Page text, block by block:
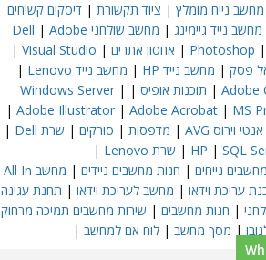
מחשב נייח מומלץ | ציוד תקשורת |דיסקים קשיחים
מחשב נייד גיימינג | מחשב שולחני Dell | Adobe
Photoshop |
| אחסון אתרים |
Visual Studio
|
פסק | מחשב נייד HP | מחשב נייד Lenovo
|
Adobe
| תוכנות אופיס |
Windows Server|
Adobe Illustrator| Adobe Acrobat| MS
|
אנטי וירוס AVG | מדפסות | סורקים | שרת Dell
|
| SQL
| שרת Lenovo
|
מחשבים נייחים | חנות מחשבים ניידים |
מחשב All In
עריכת וידאו | מחשב לעריכת וידאו | תחנת עגינה
| חנות מחשבים | שירות מחשבים תמיכה מרחוק
| מסך מחשב |לוח אם למחשב |